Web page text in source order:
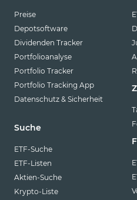
Preise
Depotsoftware
Dividenden Tracker
Portfolioanalyse
Portfolio Tracker
Portfolio Tracking App
Datenschutz & Sicherheit
Suche
ETF-Suche
ETF-Listen
Aktien-Suche
Krypto-Liste